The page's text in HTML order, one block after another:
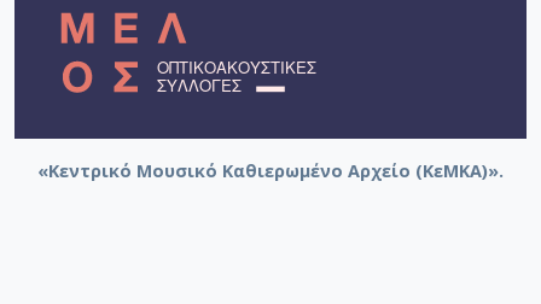
«Κεντρικό Μουσικό Καθιερωμένο Αρχείο (ΚεΜΚΑ)».